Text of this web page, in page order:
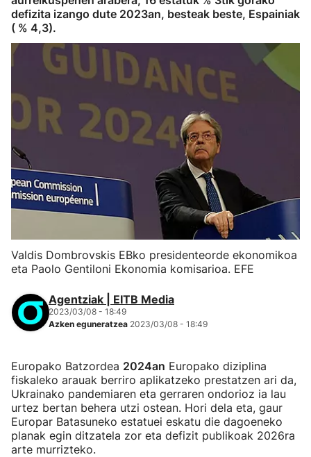
defizita izango dute 2023an, besteak beste, Espainiak
( % 4,3).
Valdis Dombrovskis EBko presidenteorde ekonomikoa
eta Paolo Gentiloni Ekonomia komisarioa. EFE
Agentziak | EITB Media
2023/03/08 - 18:49
Azken eguneratzea 2023/03/08 - 18:49
Europako Batzordea 2024an Europako diziplina
fiskaleko arauak berriro aplikatzeko prestatzen ari da,
Ukrainako pandemiaren eta gerraren ondorioz ia lau
urtez bertan behera utzi ostean. Hori dela eta, gaur
Europar Batasuneko estatuei eskatu die dagoeneko
planak egin ditzatela zor eta defizit publikoak 2026ra
arte murrizteko.